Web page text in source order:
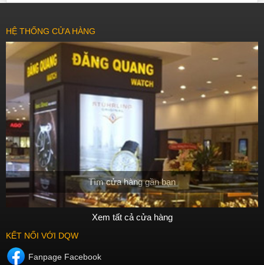
HỆ THỐNG CỬA HÀNG
Tìm cửa hàng gần bạn
Xem tất cả cửa hàng
KẾT NỐI VỚI DQW
Fanpage Facebook